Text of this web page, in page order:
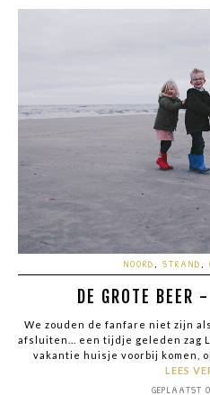
NOORD STRAND
DE GROTE BEER
We zouden de fanfare niet zijn
afsluiten... een tijdje geleden zag
vakantie huisje voorbij komen,
LEES
GEPLAATST